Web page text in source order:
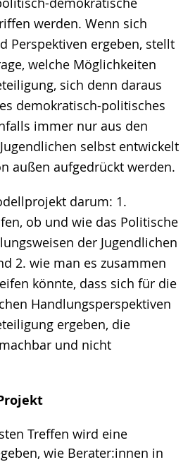
werden. Wenn sich
Perspektiven ergeben, stellt
welche Möglichkeiten
sich denn daraus
demokratisch-politisches
immer nur aus den
selbst entwickelt
außen aufgedrückt werden.
darum: 1.
ob und wie das Politische
der Jugendlichen
2. wie man es zusammen
könnte, dass sich für die
Handlungsperspektiven
ergeben, die
und nicht
Treffen wird eine
wie Berater:innen in